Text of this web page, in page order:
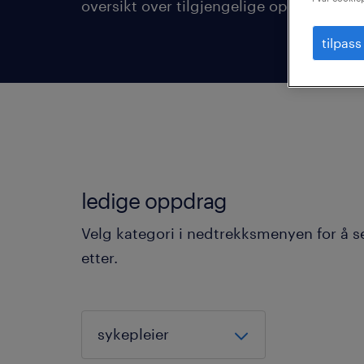
oversikt over tilgjengelige oppdrag
ledige oppdrag
Velg kategori i nedtrekksmenyen for å
etter.
tilpass